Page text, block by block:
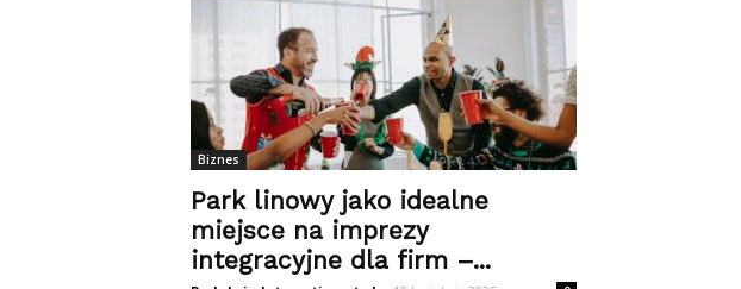
Biznes
Park linowy jako idealne
miejsce na imprezy
integracyjne dla firm –...